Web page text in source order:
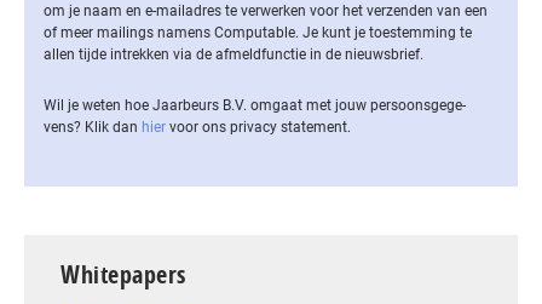
om je naam en e-mailadres te verwerken voor het verzenden van een
of meer mailings namens Computable. Je kunt je toestemming te
allen tijde intrekken via de af­meld­func­tie in de nieuwsbrief.
Wil je weten hoe Jaarbeurs B.V. omgaat met jouw per­soons­ge­ge­
vens? Klik dan hier voor ons privacy statement.
Whitepapers